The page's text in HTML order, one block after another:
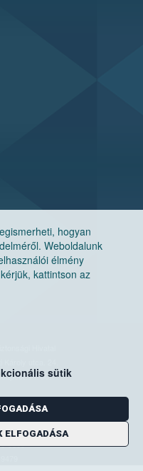
hogyan
Weboldalunk
élmény
kattintson az
sütik
ELFOGADÁSA
Hivatal
Pf. 30.
244
9000